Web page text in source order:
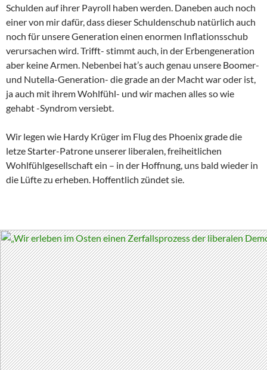
Schulden auf ihrer Payroll haben werden. Daneben auch noch
einer von mir dafür, dass dieser Schuldenschub natürlich auch
noch für unsere Generation einen enormen Inflationsschub
verursachen wird. Trifft- stimmt auch, in der Erbengeneration
aber keine Armen. Nebenbei hat’s auch genau unsere Boomer-
und Nutella-Generation- die grade an der Macht war oder ist,
ja auch mit ihrem Wohlfühl- und wir machen alles so wie
gehabt -Syndrom versiebt.
Wir legen wie Hardy Krüger im Flug des Phoenix grade die
letze Starter-Patrone unserer liberalen, freiheitlichen
Wohlfühlgesellschaft ein – in der Hoffnung, uns bald wieder in
die Lüfte zu erheben. Hoffentlich zündet sie.